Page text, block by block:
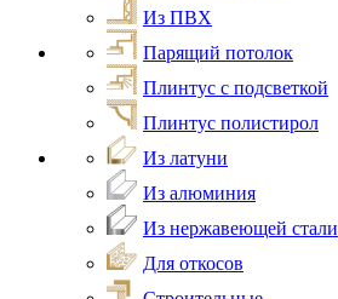
Из ПВХ
Парящий потолок
Плинтус с подсветкой
Плинтус полистирол
Из латуни
Из алюминия
Из нержавеющей стали
Для откосов